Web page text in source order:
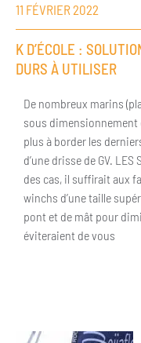
11 FÉVRIER 2022
K D’ÉCOLE :
DURS À UTILISER
De nombreux marins
sous dimensionnement
plus à border les
d’une drisse de GV. LES
des cas, il suffirait aux
winchs d’une taille
pont et de mât pour
éviteraient de vous